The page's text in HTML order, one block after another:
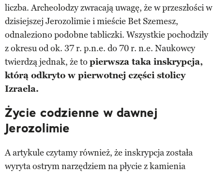
liczba. Archeolodzy zwracają uwagę, że w przeszłości w
dzisiejszej Jerozolimie i mieście Bet Szemesz,
odnaleziono podobne tabliczki. Wszystkie pochodziły
z okresu od ok. 37 r. p.n.e. do 70 r. n.e. Naukowcy
twierdzą jednak, że to pierwsza taka inskrypcja,
którą odkryto w pierwotnej części stolicy
Izraela.
Życie codzienne w dawnej
Jerozolimie
A artykule czytamy również, że inskrypcja została
wyryta ostrym narzędziem na płycie z kamienia